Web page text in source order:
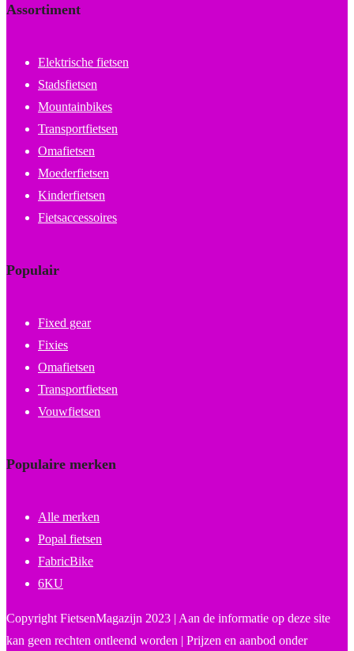
Assortiment
Elektrische fietsen
Stadsfietsen
Mountainbikes
Transportfietsen
Omafietsen
Moederfietsen
Kinderfietsen
Fietsaccessoires
Populair
Fixed gear
Fixies
Omafietsen
Transportfietsen
Vouwfietsen
Populaire merken
Alle merken
Popal fietsen
FabricBike
6KU
Copyright FietsenMagazijn 2023 | Aan de informatie op deze site
kan geen rechten ontleend worden | Prijzen en aanbod onder